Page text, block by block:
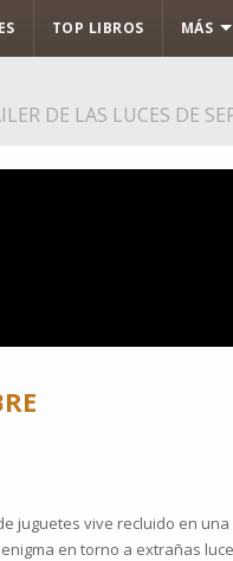
TOP LIBROS MÁS
DE LAS LUCES DE
juguetes vive recluido en
en torno a extrañas